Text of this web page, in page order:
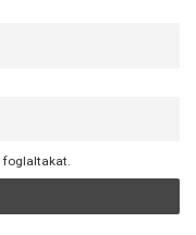
foglaltakat.